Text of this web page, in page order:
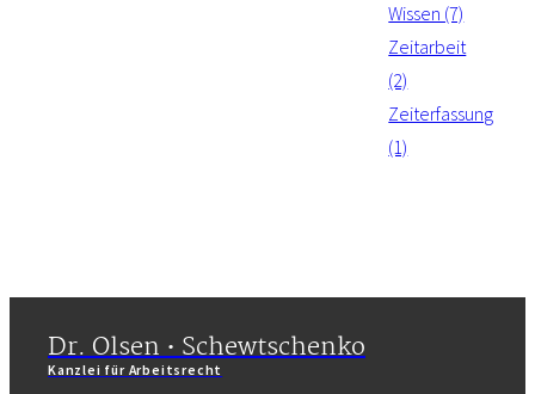
Wissen (7)
Zeitarbeit
(2)
Zeiterfassung
(1)
Dr. Olsen • Schewtschenko
Kanzlei für Arbeitsrecht